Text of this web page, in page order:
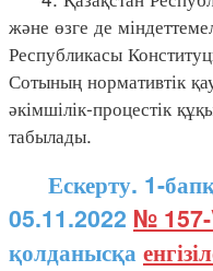
және өзге де
Республикасы
Сотының нормативтік
әкімшілік-процестік
табылады.
Ескерту. 1-бапқа
05.11.2022 №
қолданысқа